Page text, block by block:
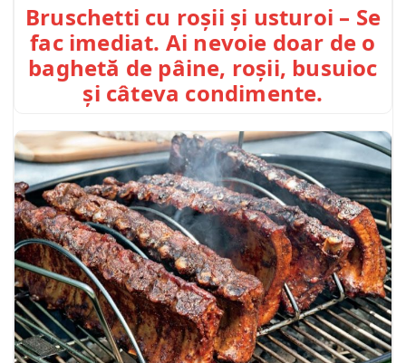
Bruschetti cu roșii și usturoi – Se
fac imediat. Ai nevoie doar de o
baghetă de pâine, roșii, busuioc
și câteva condimente.